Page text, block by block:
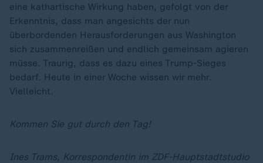
eine kathartische Wirkung haben, gefolgt von der
Erkenntnis, dass man angesichts der nun
überbordenden Herausforderungen aus Washington
sich zusammenreißen und endlich gemeinsam agieren
müsse. Traurig, dass es dazu eines Trump-Sieges
bedarf. Heute in einer Woche wissen wir mehr.
Vielleicht.
Kommen Sie gut durch den Tag!
Ines Trams, Korrespondentin im ZDF-Hauptstadtstudio